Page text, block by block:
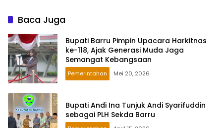
Baca Juga
Bupati Barru Pimpin Upacara Harkitnas
ke-118, Ajak Generasi Muda Jaga
Semangat Kebangsaan
Pemerintahan Mei 20, 2026
Bupati Andi Ina Tunjuk Andi Syarifuddin
sebagai PLH Sekda Barru